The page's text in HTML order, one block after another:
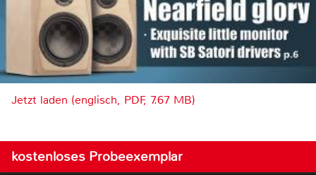
Jetzt laden (englisch, PDF, 7.67 MB)
kostenloses Probeexemplar